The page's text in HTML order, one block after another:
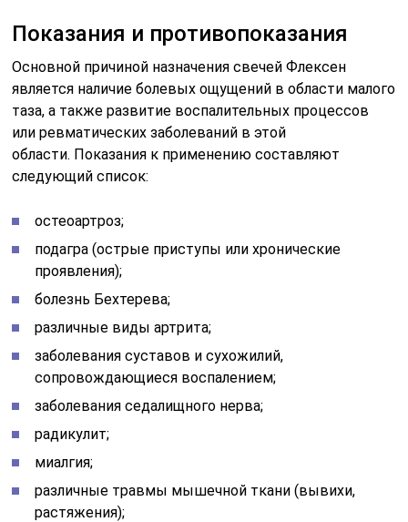
Показания и противопоказания
Основной причиной назначения свечей Флексен
является наличие болевых ощущений в области малого
таза, а также развитие воспалительных процессов
или ревматических заболеваний в этой
области. Показания к применению составляют
следующий список:
остеоартроз;
подагра (острые приступы или хронические
проявления);
болезнь Бехтерева;
различные виды артрита;
заболевания суставов и сухожилий,
сопровождающиеся воспалением;
заболевания седалищного нерва;
радикулит;
миалгия;
различные травмы мышечной ткани (вывихи,
растяжения);